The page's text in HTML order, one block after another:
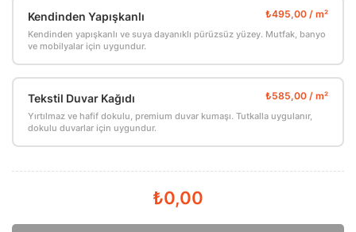
Kendinden Yapışkanlı
Kendinden yapışkanlı ve suya dayanıklı pürüzsüz yüzey. Mutfak, banyo
ve mobilyalar için uygundur.
Tekstil Duvar Kağıdı
Yırtılmaz ve hafif dokulu, premium duvar kumaşı. Tutkalla uygulanır,
dokulu duvarlar için uygundur.
₺0,00